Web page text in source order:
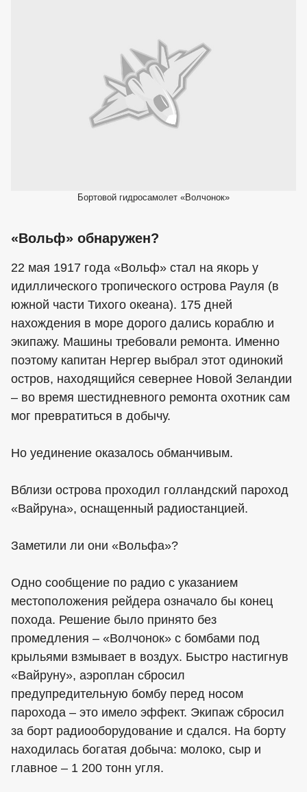
Бортовой гидросамолет «Волчонок»
«Вольф» обнаружен?
22 мая 1917 года «Вольф» стал на якорь у
идиллического тропического острова Рауля (в
южной части Тихого океана). 175 дней
нахождения в море дорого дались кораблю и
экипажу. Машины требовали ремонта. Именно
поэтому капитан Нергер выбрал этот одинокий
остров, находящийся севернее Новой Зеландии
– во время шестидневного ремонта охотник сам
мог превратиться в добычу.
Но уединение оказалось обманчивым.
Вблизи острова проходил голландский пароход
«Вайруна», оснащенный радиостанцией.
Заметили ли они «Вольфа»?
Одно сообщение по радио с указанием
местоположения рейдера означало бы конец
похода. Решение было принято без
промедления – «Волчонок» с бомбами под
крыльями взмывает в воздух. Быстро настигнув
«Вайруну», аэроплан сбросил
предупредительную бомбу перед носом
парохода – это имело эффект. Экипаж сбросил
за борт радиооборудование и сдался. На борту
находилась богатая добыча: молоко, сыр и
главное – 1 200 тонн угля.